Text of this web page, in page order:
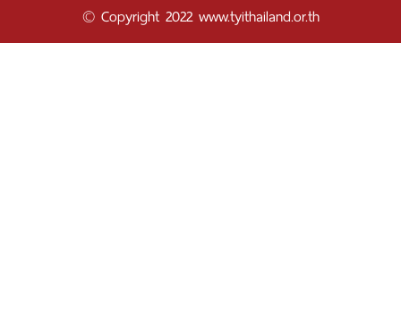
© Copyright 2022 www.tyithailand.or.th